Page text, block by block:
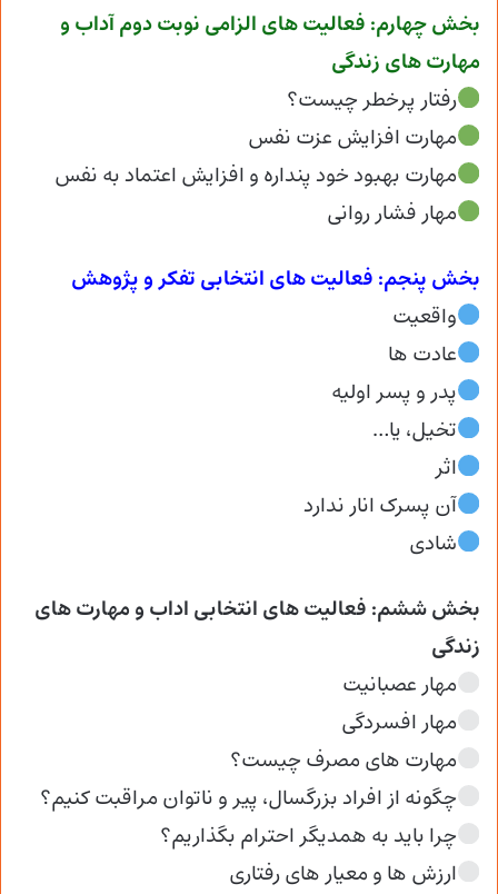
بخش چهارم: فعالیت های الزامی نوبت دوم آداب و
مهارت های زندگی
رفتار پرخطر چیست؟
مهارت افزایش عزت نفس
مهارت بهبود خود پنداره و افزایش اعتماد به نفس
مهار فشار روانی
بخش پنجم: فعالیت های انتخابی تفکر و پژوهش
واقعیت
عادت ها
پدر و پسر اولیه
تخیل، یا…
اثر
آن پسرک انار ندارد
شادی
بخش ششم: فعالیت های انتخابی اداب و مهارت های
زندگی
مهار عصبانیت
مهار افسردگی
مهارت های مصرف چیست؟
چگونه از افراد بزرگسال، پیر و ناتوان مراقبت کنیم؟
چرا باید به همدیگر احترام بگذاریم؟
ارزش ها و معیار های رفتاری